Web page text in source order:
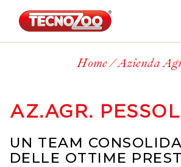
Home Azienda
AZ.AGR.
UN TEAM
DELLE OTTIME